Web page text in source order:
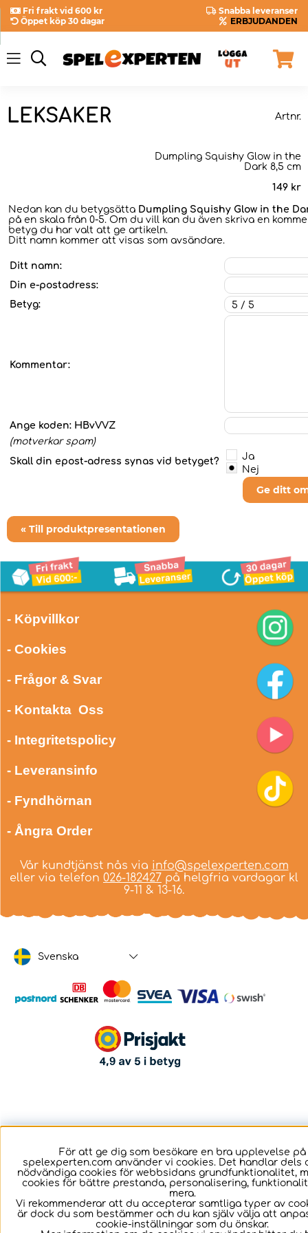
Fri frakt vid 600 kr
Snabba leveranser
Öppet köp 30 dagar
ERBJUDANDEN
LEKSAKER Artnr.
Dumpling Squishy Glow in the
Dark 8,5 cm
149 kr
Nedan kan du betygsätta Dumpling Squishy Glow in the
på en skala från 0-5. Om du vill kan du även skriva en
betyg du har valt att ge artikeln.
Ditt namn kommer att visas som avsändare.
Ditt namn:
Din e-postadress:
Betyg:
Kommentar:
Ange koden: HBvVVZ
(motverkar spam)
Skall din epost-adress synas vid betyget?
Ja
Nej
Ge ditt
« Till produktpresentationen
- Köpvillkor
- Cookies
- Frågor & Svar
- Kontakta Oss
- Integritetspolicy
- Leveransinfo
- Fyndhörnan
- Ångra Order
Vår kundtjänst nås via info@spelexperten.com
eller via telefon 026-182427 på helgfria vardagar kl
9-11 & 13-16.
Svenska
För att ge dig som besökare en bra upplevelse på
spelexperten.com använder vi cookies. Det handlar dels
nödvändiga cookies för webbsidans grundfunktionalitet,
cookies för bättre prestanda, personalisering,
mera.
Vi rekommenderar att du accepterar samtliga typer av
är dock du som bestämmer och du kan själv välja att
cookie-inställningar som du önskar.